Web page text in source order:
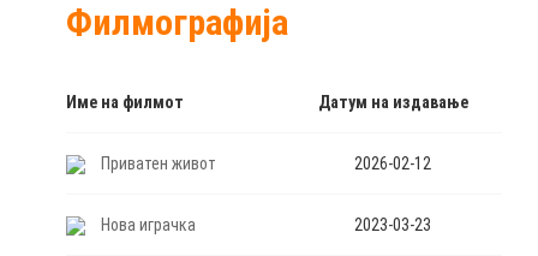
Филмографија
Име на филмот Датум на издавање
Приватен живот 2026-02-12
Нова играчка 2023-03-23